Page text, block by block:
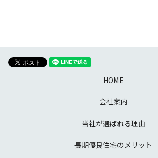
HOME
会社案内
当社が選ばれる理由
長期優良住宅のメリット